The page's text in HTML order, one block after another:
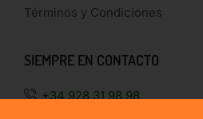
Términos y Condiciones
SIEMPRE EN CONTACTO
+34 928 31 98 98